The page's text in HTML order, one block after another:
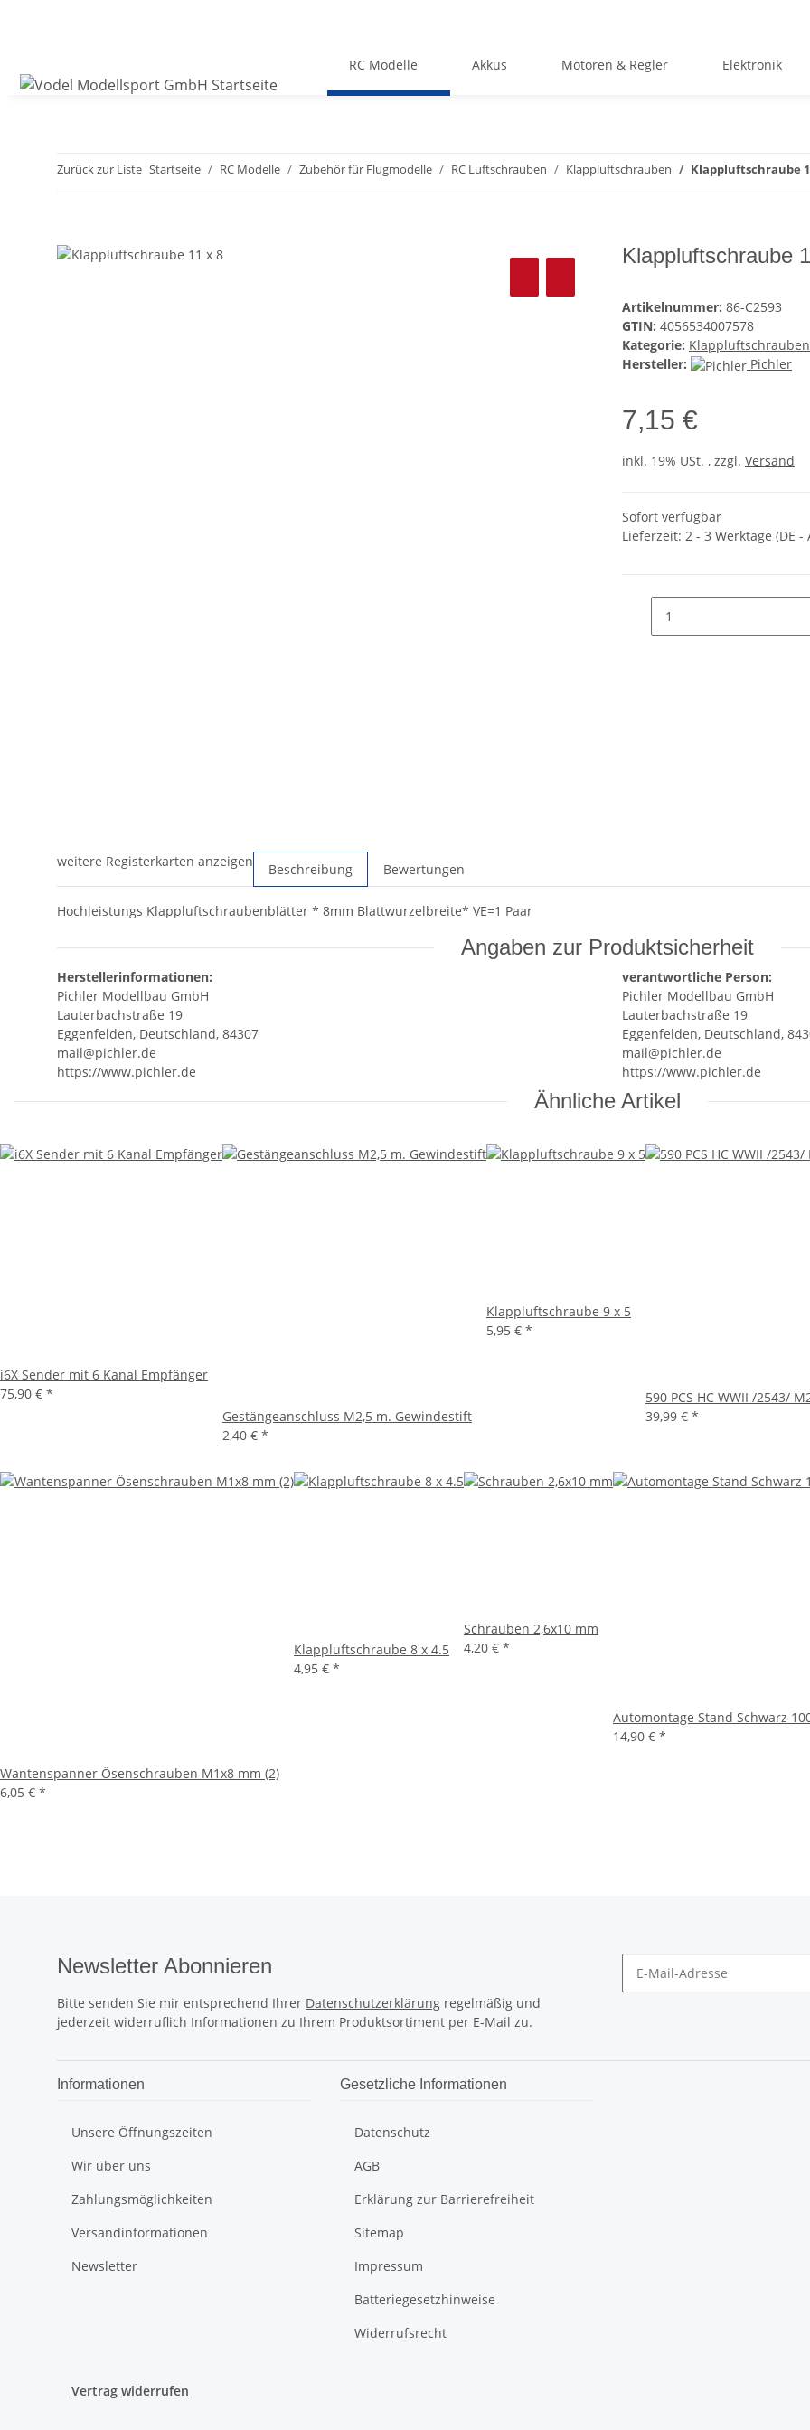
RC Modelle Akkus Motoren & Regler Elektronik
Zurück zur Liste Startseite RC Modelle Zubehör für Flugmodelle RC Luftschrauben Klappluftschrauben Klappluftschraube
Klappluftschraube
Artikelnummer: 86-C2593
GTIN: 4056534007578
Kategorie: Klappluftschrauben
Hersteller:
Pichler
7,15 €
inkl. 19% USt. , zzgl. Versand
Sofort verfügbar
Lieferzeit: 2 - 3 Werktage (DE
weitere Registerkarten anzeigen Beschreibung Bewertungen
Hochleistungs Klappluftschraubenblätter * 8mm Blattwurzelbreite* VE=1 Paar
Angaben zur Produktsicherheit
Herstellerinformationen:
Pichler Modellbau GmbH
Lauterbachstraße 19
Eggenfelden, Deutschland, 84307
mail@pichler.de
https://www.pichler.de
verantwortliche Person:
Pichler Modellbau GmbH
Lauterbachstraße 19
Eggenfelden, Deutschland,
mail@pichler.de
https://www.pichler.de
Ähnliche Artikel
i6X Sender mit 6 Kanal Empfänger
75,90 € *
Gestängeanschluss M2,5 m. Gewindestift
2,40 € *
Klappluftschraube 9 x 5
5,95 € *
590 PCS HC WWII /2543/
39,99 € *
Wantenspanner Ösenschrauben M1x8 mm (2)
6,05 € *
Klappluftschraube 8 x 4.5
4,95 € *
Schrauben 2,6x10 mm
4,20 € *
Automontage Stand Schwarz
14,90 € *
Newsletter Abonnieren
Bitte senden Sie mir entsprechend Ihrer Datenschutzerklärung regelmäßig und
jederzeit widerruflich Informationen zu Ihrem Produktsortiment per E-Mail zu.
Informationen
Unsere Öffnungszeiten
Wir über uns
Zahlungsmöglichkeiten
Versandinformationen
Newsletter
Gesetzliche Informationen
Datenschutz
AGB
Erklärung zur Barrierefreiheit
Sitemap
Impressum
Batteriegesetzhinweise
Widerrufsrecht
Vertrag widerrufen